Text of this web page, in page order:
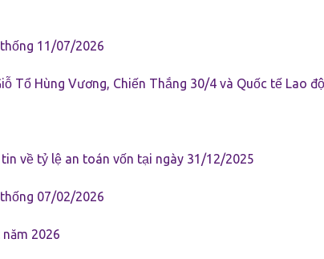
Và Tiền Gửi
11/07/2026
Tổ Hùng Vương, Chiến Thắng 30/4 và Quốc tế Lao
về tỷ lệ an toán vốn tại ngày 31/12/2025
07/02/2026
2026